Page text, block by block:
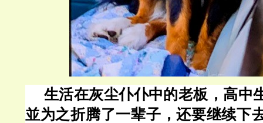
生活在灰尘仆仆中的老板，高中
並为之折腾了一辈子，还要继续下